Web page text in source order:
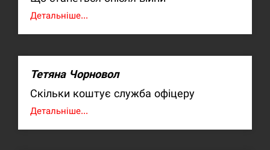
Детальніше...
Тетяна Чорновол
Скільки коштує служба офіцеру
Детальніше...